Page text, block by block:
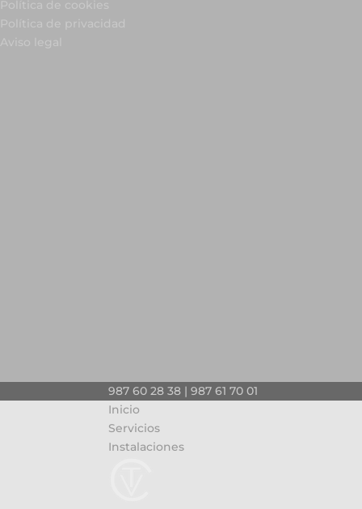
987 60 28 38 | 987 61 70 01
Inicio
Servicios
Instalaciones